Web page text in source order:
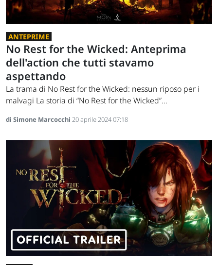
ANTEPRIME
No Rest for the Wicked: Anteprima
dell'action che tutti stavamo
aspettando
La trama di No Rest for the Wicked: nessun riposo per i
malvagi La storia di “No Rest for the Wicked”...
di Simone Marcocchi 20 aprile 2024 07:18